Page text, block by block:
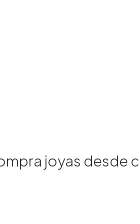
joyas desde